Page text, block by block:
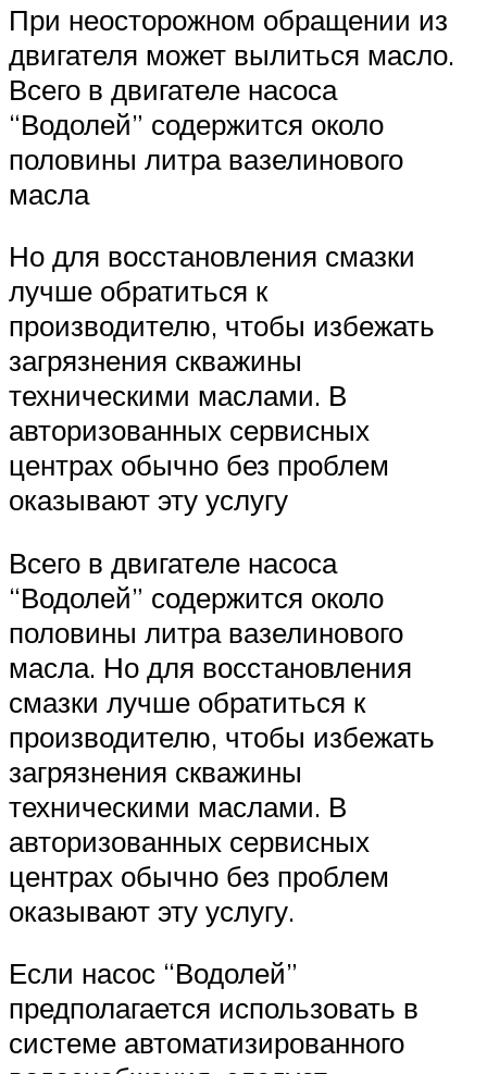
При неосторожном обращении из
двигателя может вылиться масло.
Всего в двигателе насоса
“Водолей” содержится около
половины литра вазелинового
масла
Но для восстановления смазки
лучше обратиться к
производителю, чтобы избежать
загрязнения скважины
техническими маслами. В
авторизованных сервисных
центрах обычно без проблем
оказывают эту услугу
Всего в двигателе насоса
“Водолей” содержится около
половины литра вазелинового
масла. Но для восстановления
смазки лучше обратиться к
производителю, чтобы избежать
загрязнения скважины
техническими маслами. В
авторизованных сервисных
центрах обычно без проблем
оказывают эту услугу.
Если насос “Водолей”
предполагается использовать в
системе автоматизированного